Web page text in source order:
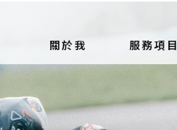
關於我 服務項目